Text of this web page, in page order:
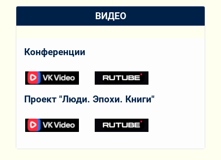
ВИДЕО
Конференции
Проект "Люди. Эпохи. Книги"